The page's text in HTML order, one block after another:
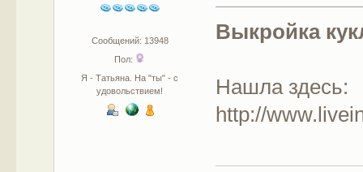
Сообщений: 13948
Пол:
Я - Татьяна. На "ты" - с
удовольствием!
Выкройка
Нашла здесь:
http://